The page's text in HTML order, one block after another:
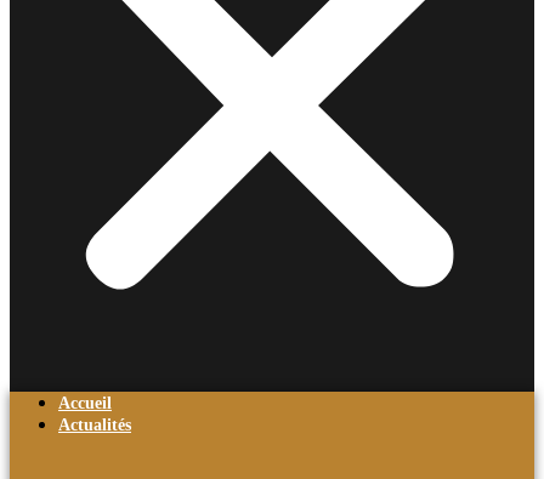
Accueil
Actualités